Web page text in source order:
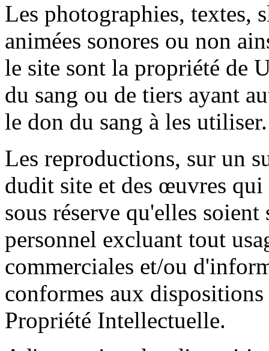
Les photographies, textes,
animées sonores ou non
le site sont la propriété de
du sang ou de tiers ayant
le don du sang à les utiliser.
Les reproductions, sur un
dudit site et des œuvres
sous réserve qu'elles
personnel excluant tout
commerciales et/ou
conformes aux
Propriété Intellectuelle.